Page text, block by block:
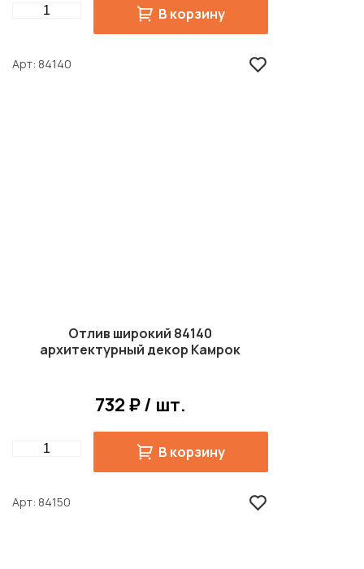
Quantity В корзину
Арт 84140
Отлив широкий 84140
архитектурный декор Камрок
732 ₽ / шт.
Quantity В корзину
Арт 84150